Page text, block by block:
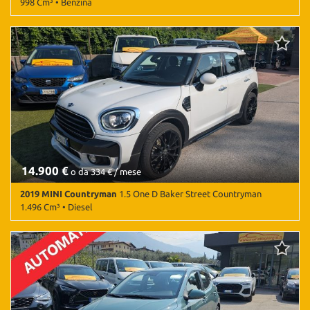
998 Cm³ • Benzina
3.000 Km • Cambio Manuale (5) • Grigio metallizzato • 5 Porte •
ABS • Airbag • Airbag laterali • Airbag Passeggero • Airbag testa •
Android Auto • Antifurto • Apple CarPlay • Autoradio • Autoradio
digitale • Bluetooth • Cerchi in lega • Chiusura centralizzata •
Climatizzatore • Controllo elettronico della corsia • Controllo
trazione • Cruise Control • ESP • Fendinebbia • Frenata
d'emergenza assistita • Riconoscimento dei segnali stradali •
Sensore di luce • Sensori di parcheggio posteriori • Servosterzo •
Navigatore satellitare • Specchietti laterali elettrici • Telecamera
per parcheggio assistito • Volante in pelle • Volante multifunzione
14.900 € o da 334 € / mese
2019 MINI Countryman 1.5 One D Baker Street Countryman
1.496 Cm³ • Diesel
125.000 Km • Cambio Manuale (6) • Bianco pastello • 5 Porte • ABS
• Airbag • Airbag laterali • Airbag Passeggero • Airbag testa •
Cerchi in lega • Climatizzatore • Cruise Control • ESP • Fari LED •
Fendinebbia • Sensore di luce • Sensore di pioggia • Sensori di
parcheggio posteriori • Specchietti laterali elettrici